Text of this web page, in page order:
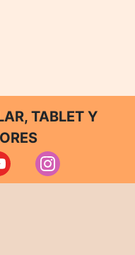
TABLET Y